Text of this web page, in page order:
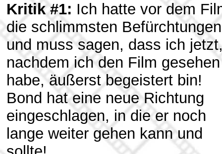
Kritik #1: Ich hatte vor dem
die schlimmsten Befürchtungen
und muss sagen, dass ich
nachdem ich den Film gesehen
habe, äußerst begeistert bin!
Bond hat eine neue Richtung
eingeschlagen, in die er noch
lange weiter gehen kann und